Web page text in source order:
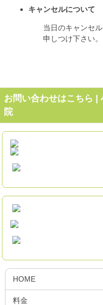
キャンセルについて
当日のキャンセ
申しつけ下さい。
お問い合わせはこちら |
院
HOME
料金